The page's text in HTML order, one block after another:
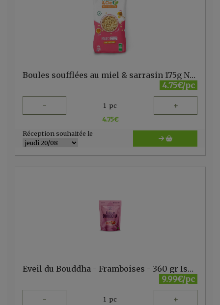
Boules soufflées au miel & sarrasin 175g Nature & Cie
4.75€/pc
- 1 pc +
4.75€
Réception souhaitée le
Éveil du Bouddha - Framboises - 360 gr Iswari
9.99€/pc
- 1 pc +